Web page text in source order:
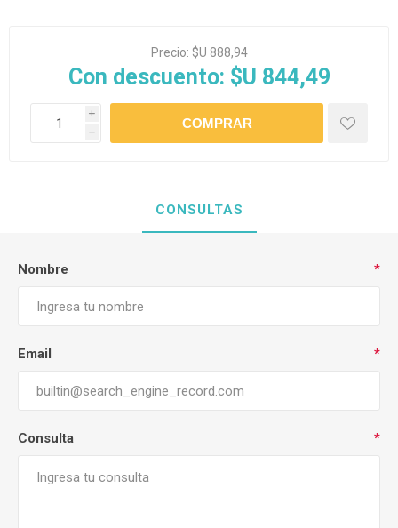
Precio: $U 888,94
Con descuento: $U 844,49
i
h
CONSULTAS
Nombre *
Email *
Consulta *